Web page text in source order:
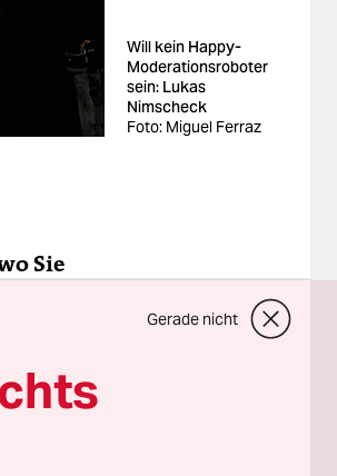
Will kein Happy-
Moderationsroboter
sein: Lukas
Nimscheck
Foto: Miguel Ferraz
Sie
einer
was in
Gerade nicht